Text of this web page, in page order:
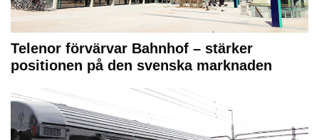
Telenor förvärvar Bahnhof – stärker
positionen på den svenska marknaden